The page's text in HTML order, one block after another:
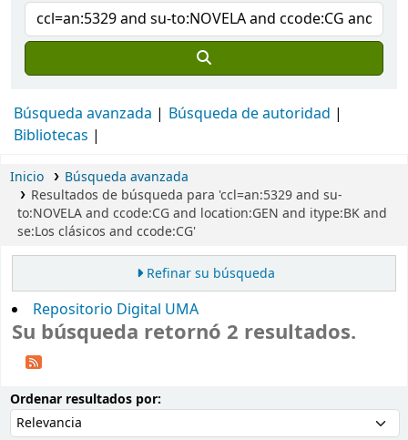
Búsqueda avanzada
Búsqueda de autoridad
Bibliotecas
Inicio
Búsqueda avanzada
Resultados de búsqueda para 'ccl=an:5329 and su-
to:NOVELA and ccode:CG and location:GEN and itype:BK and
se:Los clásicos and ccode:CG'
Refinar su búsqueda
Repositorio Digital UMA
Su búsqueda retornó 2 resultados.
Ordenar resultados por: